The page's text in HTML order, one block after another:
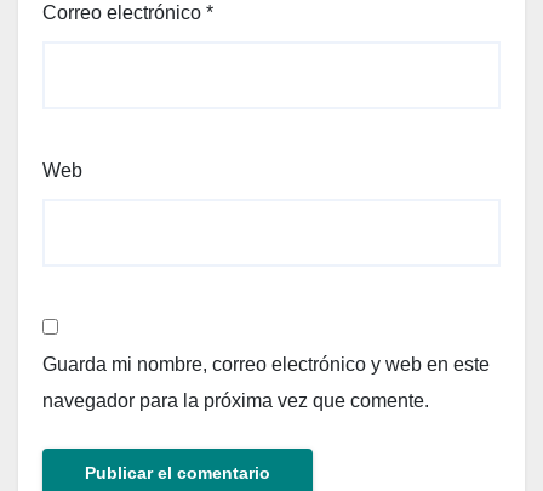
Correo electrónico *
Web
Guarda mi nombre, correo electrónico y web en este
navegador para la próxima vez que comente.